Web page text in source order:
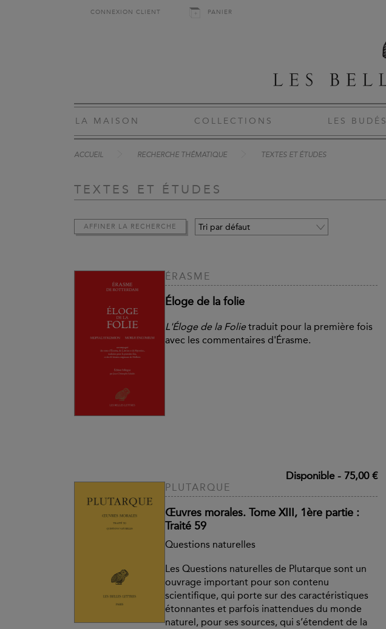
CONNEXION CLIENT PANIER
LA MAISON COLLECTIONS LES BUDÉS
ACCUEIL RECHERCHE THÉMATIQUE TEXTES ET ÉTUDES
TEXTES ET ÉTUDES
AFFINER LA RECHERCHE
ÉRASME
Éloge de la folie
L'Éloge de la Folietraduit pour la première fois
avec les commentaires d'Érasme.
Disponible- 75,00 €
PLUTARQUE
Œuvres morales. Tome XIII, 1ère partie :
Traité 59
Questions naturelles
Les Questions naturelles de Plutarque sont un
ouvrage important pour son contenu
scientifique, qui porte sur des caractéristiques
étonnantes et parfois inattendues du monde
naturel, pour ses sources, qui s’étendent de la